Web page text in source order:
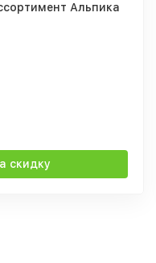
Альпика
скидку